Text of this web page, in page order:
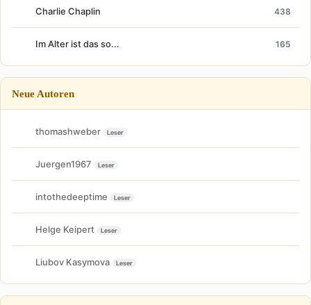
Charlie Chaplin 438
Im Alter ist das so... 165
Neue Autoren
thomashweber Leser
Juergen1967 Leser
intothedeeptime Leser
Helge Keipert Leser
Liubov Kasymova Leser